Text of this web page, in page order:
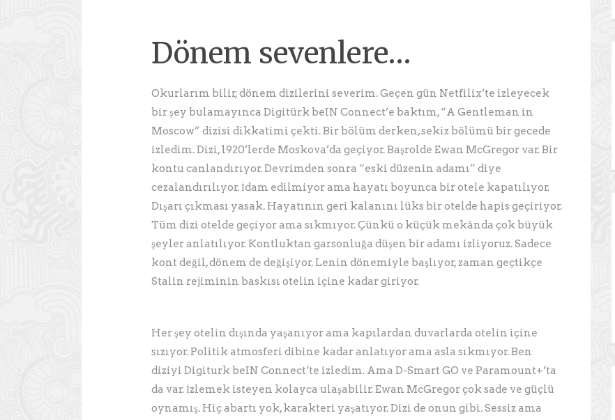
Dönem sevenlere…
Okurlarım bilir, dönem dizilerini severim. Geçen gün Netfilix’te izleyecek
bir şey bulamayınca Digitürk beIN Connect’e baktım, “A Gentleman in
Moscow” dizisi dikkatimi çekti. Bir bölüm derken, sekiz bölümü bir gecede
izledim. Dizi, 1920’lerde Moskova’da geçiyor. Başrolde Ewan McGregor var. Bir
kontu canlandırıyor. Devrimden sonra “eski düzenin adamı” diye
cezalandırılıyor. İdam edilmiyor ama hayatı boyunca bir otele kapatılıyor.
Dışarı çıkması yasak. Hayatının geri kalanını lüks bir otelde hapis geçiriyor.
Tüm dizi otelde geçiyor ama sıkmıyor. Çünkü o küçük mekânda çok büyük
şeyler anlatılıyor. Kontluktan garsonluğa düşen bir adamı izliyoruz. Sadece
kont değil, dönem de değişiyor. Lenin dönemiyle başlıyor, zaman geçtikçe
Stalin rejiminin baskısı otelin içine kadar giriyor.
Her şey otelin dışında yaşanıyor ama kapılardan duvarlarda otelin içine
sızıyor. Politik atmosferi dibine kadar anlatıyor ama asla sıkmıyor. Ben
diziyi Digiturk beIN Connect’te izledim. Ama D-Smart GO ve Paramount+’ta
da var. İzlemek isteyen kolayca ulaşabilir. Ewan McGregor çok sade ve güçlü
oynamış. Hiç abartı yok, karakteri yaşatıyor. Dizi de onun gibi. Sessiz ama